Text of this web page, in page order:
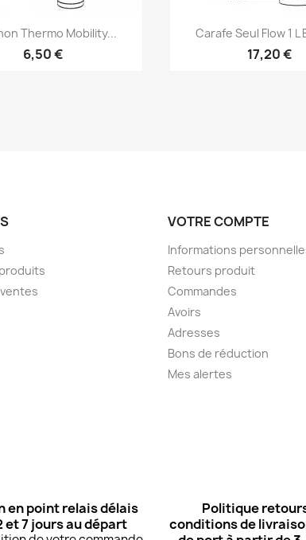
Aperçu rapide
Thermo Mobility...
6,50 €
 Aperçu
Carafe Seul Flow 1 L
17,20 €
VOTRE COMPTE
Informations
Retours produit
Commandes
Avoirs
Adresses
Bons de réduction
Mes alertes
en point relais délais
et 7 jours au départ
Politique
conditions de